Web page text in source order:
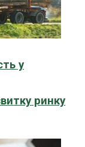
у
ринку